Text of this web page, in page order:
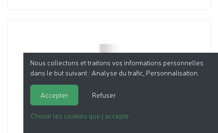
Nous collectons et traitons vos informations personnelles
dans le but suivant : Analyse du trafic, Personnalisation
Accepter Refuser
Choisir les cookies que j'accepte